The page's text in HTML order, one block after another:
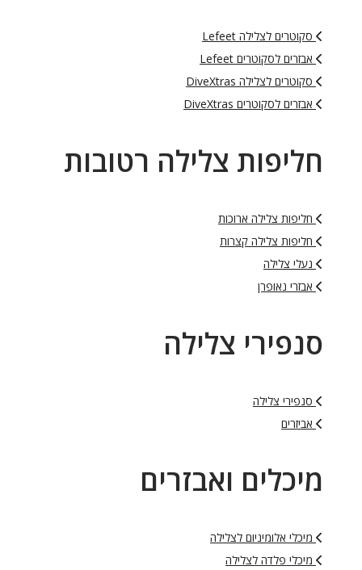
סקוטרים לצלילה Lefeet
אבזרים לסקוטרים Lefeet
סקוטרים לצלילה DiveXtras
אבזרים לסקוטרים DiveXtras
חליפות צלילה רטובות
חליפות צלילה ארוכות
חליפות צלילה קצרות
נעלי צלילה
אבזרי נאופרן
סנפירי צלילה
סנפירי צלילה
אביזרים
מיכלים ואבזרים
מיכלי אלומיניום לצלילה
מיכלי פלדה לצלילה